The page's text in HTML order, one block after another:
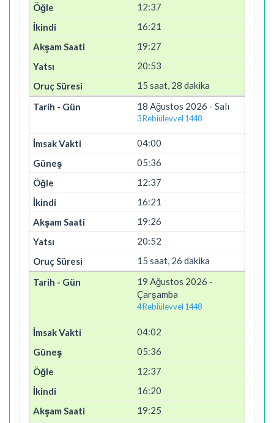
12:37
16:21
19:27
20:53
15 saat, 28 dakika
18 Ağustos 2026 - Salı
3 Rebiülevvel 1448
04:00
05:36
12:37
16:21
19:26
20:52
15 saat, 26 dakika
19 Ağustos 2026 -
Çarşamba
4 Rebiülevvel 1448
04:02
05:36
12:37
16:20
19:25